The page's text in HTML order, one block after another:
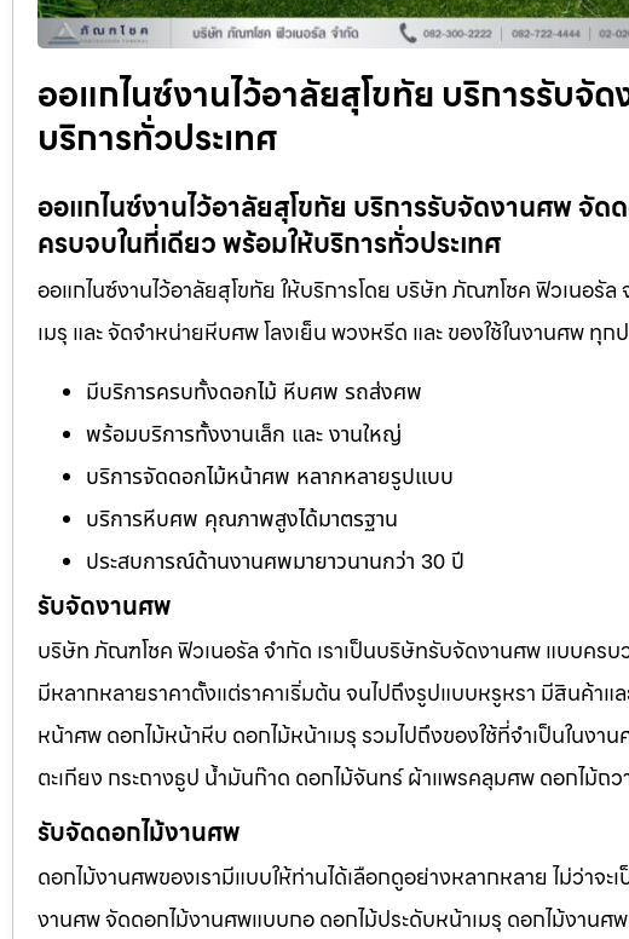
ออแกไนซ์งานไว้อาลัยสุโขทัย บริการรับจั
บริการทั่วประเทศ
ออแกไนซ์งานไว้อาลัยสุโขทัย บริการรับจัดงานศพ จั
ครบจบในที่เดียว พร้อมให้บริการทั่วประเทศ
ออแกไนซ์งานไว้อาลัยสุโขทัย ให้บริการโดย บริษัท ภัณฑโชค ฟิวเนอ
เมรุ และ จัดจำหน่ายหีบศพ โลงเย็น พวงหรีด และ ของใช้ในงานศพ ทุ
มีบริการครบทั้งดอกไม้ หีบศพ รถส่งศพ
พร้อมบริการทั้งงานเล็ก และ งานใหญ่
บริการจัดดอกไม้หน้าศพ หลากหลายรูปแบบ
บริการหีบศพ คุณภาพสูงได้มาตรฐาน
ประสบการณ์ด้านงานศพมายาวนานกว่า 30 ปี
รับจัดงานศพ
บริษัท ภัณฑโชค ฟิวเนอรัล จำกัด เราเป็นบริษัทรับจัดงานศพ แบบคร
มีหลากหลายราคาตั้งแต่ราคาเริ่มต้น จนไปถึงรูปแบบหรูหรา มีสินค้า
หน้าศพ ดอกไม้หน้าหีบ ดอกไม้หน้าเมรุ รวมไปถึงของใช้ที่จำเป็นใ
ตะเกียง กระถางธูป น้ำมันก๊าด ดอกไม้จันทร์ ผ้าแพรคลุมศพ ดอกไม้ถ
รับจัดดอกไม้งานศพ
ดอกไม้งานศพของเรามีแบบให้ท่านได้เลือกดูอย่างหลากหลาย ไม่ว่า
งานศพ จัดดอกไม้งานศพแบบกอ ดอกไม้ประดับหน้าเมรุ ดอกไม้งานศ